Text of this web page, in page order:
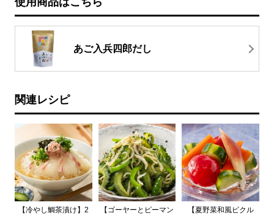
あご入兵四郎だし
関連レシピ
【冷やし鯛茶漬け】2
【ゴーヤーとピーマン
【夏野菜和風ピクル